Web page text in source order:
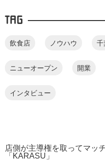
TAG
飲食店 ノウハウ 千
ニューオープン 開業
インタビュー
店側が主導権を取ってマッ
「KARASU」